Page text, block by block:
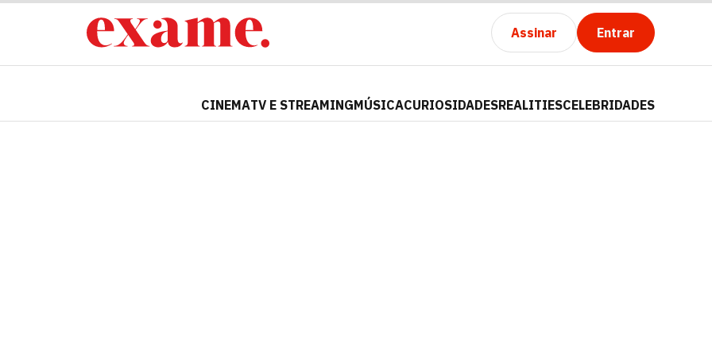
Assinar Entrar
CINEMATV E STREAMINGMÚSICACURIOSIDADESREALITIESCELEBRIDADES